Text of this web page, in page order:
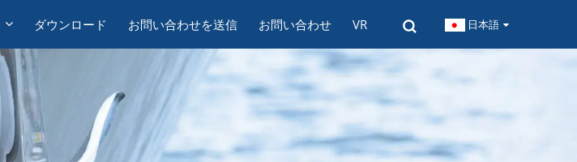
ダウンロード お問い合わせを送信 お問い合わせ VR 日本語